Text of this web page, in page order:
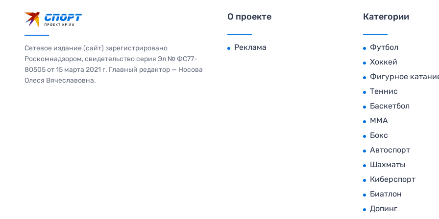
Сетевое издание (сайт) зарегистрировано
Роскомнадзором, свидетельство серия Эл № ФС77-
80505 от 15 марта 2021 г. Главный редактор — Носова
Олеся Вячеславовна.
О проекте
Реклама
Категории
Футбол
Хоккей
Фигурное
Теннис
Баскетбол
MMA
Бокс
Автоспорт
Шахматы
Киберспорт
Биатлон
Допинг